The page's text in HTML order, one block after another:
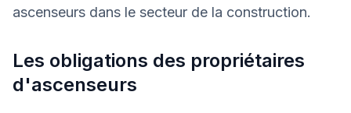
ascenseurs dans le secteur de la construction.
Les obligations des propriétaires
d'ascenseurs